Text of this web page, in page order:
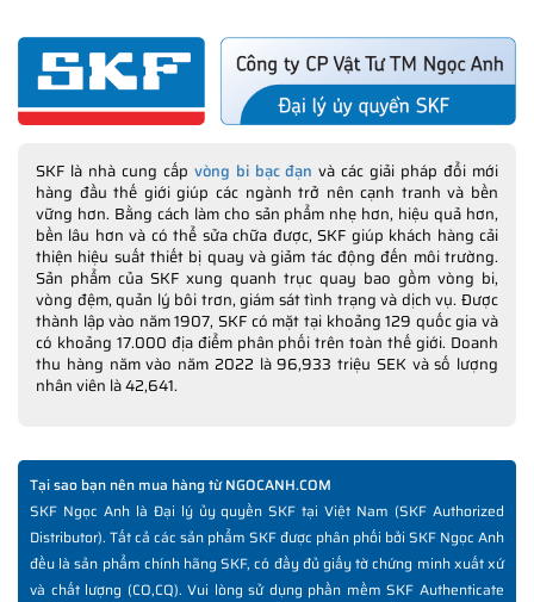
SKF là nhà cung cấp vòng bi bạc đạn và các giải pháp đổi mới
hàng đầu thế giới giúp các ngành trở nên cạnh tranh và bền
vững hơn. Bằng cách làm cho sản phẩm nhẹ hơn, hiệu quả hơn,
bền lâu hơn và có thể sửa chữa được, SKF giúp khách hàng cải
thiện hiệu suất thiết bị quay và giảm tác động đến môi trường.
Sản phẩm của SKF xung quanh trục quay bao gồm vòng bi,
vòng đệm, quản lý bôi trơn, giám sát tình trạng và dịch vụ. Được
thành lập vào năm 1907, SKF có mặt tại khoảng 129 quốc gia và
có khoảng 17.000 địa điểm phân phối trên toàn thế giới. Doanh
thu hàng năm vào năm 2022 là 96,933 triệu SEK và số lượng
nhân viên là 42,641.
Tại sao bạn nên mua hàng từ NGOCANH.COM
SKF Ngọc Anh là Đại lý ủy quyền SKF tại Việt Nam (SKF Authorized
Distributor). Tất cả các sản phẩm SKF được phân phối bởi SKF Ngọc Anh
đều là sản phẩm chính hãng SKF, có đầy đủ giấy tờ chứng minh xuất xứ
và chất lượng (CO,CQ). Vui lòng sử dụng phần mềm SKF Authenticate